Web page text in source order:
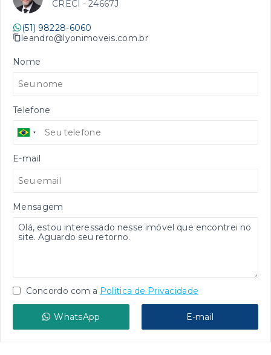
CRECI - 24667J
(51) 98228-6060
leandro@lyonimoveis.com.br
Nome
Telefone
E-mail
Mensagem
Concordo com a Política de Privacidade
WhatsApp E-mail